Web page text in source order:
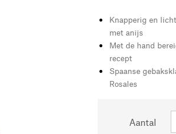
Knapperig en
met anijs
Met de hand
recept
Spaanse
Rosales
Aantal